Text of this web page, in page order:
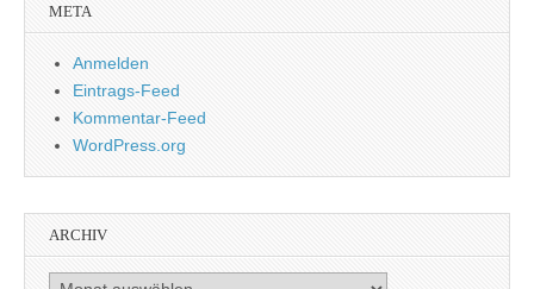
META
Anmelden
Eintrags-Feed
Kommentar-Feed
WordPress.org
ARCHIV
Archiv